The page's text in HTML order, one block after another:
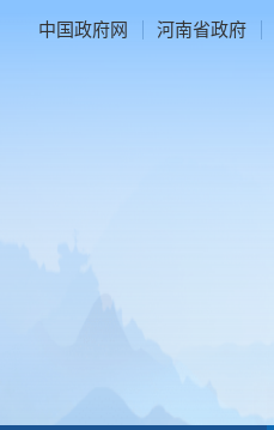
中国政府网 河南省政府